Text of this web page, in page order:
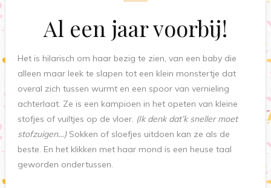
Al een jaar voorbij!
Het is hilarisch om haar bezig te zien, van een baby die
alleen maar leek te slapen tot een klein monstertje dat
overal zich tussen wurmt en een spoor van vernieling
achterlaat. Ze is een kampioen in het opeten van kleine
stofjes of vuiltjes op de vloer. (Ik denk dat’k sneller moet
stofzuigen…)Sokken of sloefjes uitdoen kan ze als de
beste. En het klikken met haar mond is een heuse taal
geworden ondertussen.